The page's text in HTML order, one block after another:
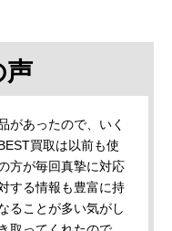
声
があったので、いく
買取は以前も使
方が毎回真摯に対応
する情報も豊富に持
ることが多い気がし